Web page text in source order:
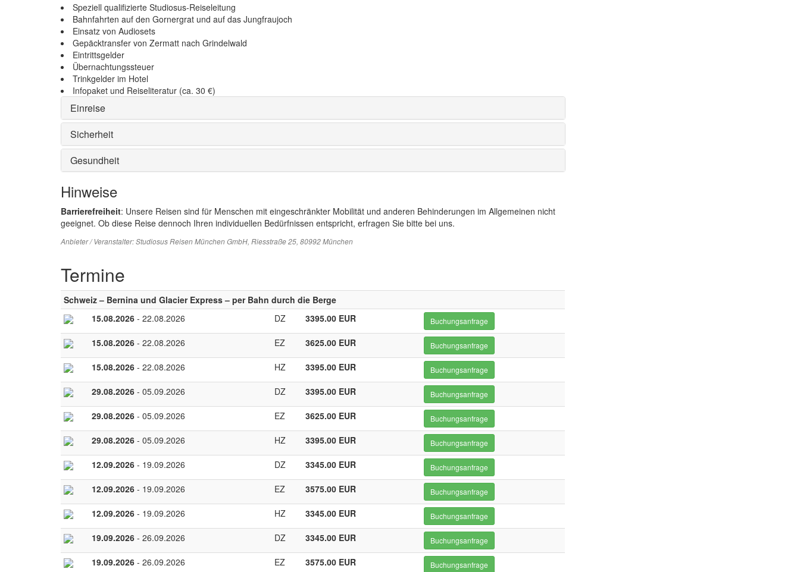
Speziell qualifizierte Studiosus-Reiseleitung
Bahnfahrten auf den Gornergrat und auf das Jungfraujoch
Einsatz von Audiosets
Gepäcktransfer von Zermatt nach Grindelwald
Eintrittsgelder
Übernachtungssteuer
Trinkgelder im Hotel
Infopaket und Reiseliteratur (ca. 30 €)
Einreise
Sicherheit
Gesundheit
Hinweise
Barrierefreiheit: Unsere Reisen sind für Menschen mit eingeschränkter Mobilität und anderen Behinderungen im Allgemeinen nicht
geeignet. Ob diese Reise dennoch Ihren individuellen Bedürfnissen entspricht, erfragen Sie bitte bei uns.
Anbieter / Veranstalter:Studiosus Reisen München GmbH, Riesstraße 25, 80992 München
Termine
Schweiz – Bernina und Glacier Express – per Bahn durch die Berge
15.08.2026 - 22.08.2026 DZ 3395.00 EUR Buchungsanfrage
15.08.2026 - 22.08.2026 EZ 3625.00 EUR Buchungsanfrage
15.08.2026 - 22.08.2026 HZ 3395.00 EUR Buchungsanfrage
29.08.2026 - 05.09.2026 DZ 3395.00 EUR Buchungsanfrage
29.08.2026 - 05.09.2026 EZ 3625.00 EUR Buchungsanfrage
29.08.2026 - 05.09.2026 HZ 3395.00 EUR Buchungsanfrage
12.09.2026 - 19.09.2026 DZ 3345.00 EUR Buchungsanfrage
12.09.2026 - 19.09.2026 EZ 3575.00 EUR Buchungsanfrage
12.09.2026 - 19.09.2026 HZ 3345.00 EUR Buchungsanfrage
19.09.2026 - 26.09.2026 DZ 3345.00 EUR Buchungsanfrage
19.09.2026 - 26.09.2026 EZ 3575.00 EUR Buchungsanfrage